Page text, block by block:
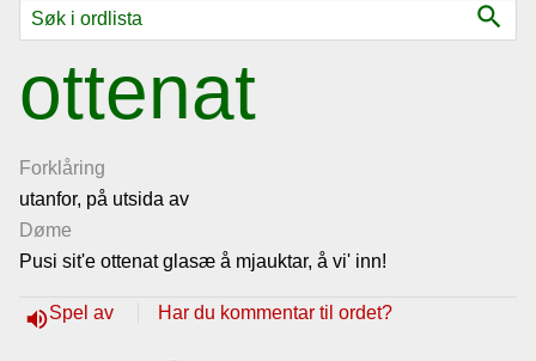
search
ottenat
Forklåring
utanfor, på utsida av
Døme
Pusi sit'e ottenat glasæ å mjauktar, å vi' inn!
volume_upSpel av Har du kommentar til ordet?
Ordliste
Om
vallemålet
Gjestebok
Nyhende